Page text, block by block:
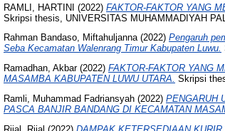
RAMLI, HARTINI (2022) FAKTOR-FAKTOR YANG
Skripsi thesis, UNIVERSITAS MUHAMMADIYAH
Rahman Bandaso, Miftahuljanna(2022) Pengaruh
Seba Kecamatan Walenrang Timur Kabupaten Luwu.
Ramadhan, Akbar(2022) FAKTOR-FAKTOR YANG
MASAMBA KABUPATEN LUWU UTARA. Skripsi
Ramli, Muhammad Fadriansyah (2022) PENGARUH
PASCA BANJIR BANDANG DI KECAMATAN